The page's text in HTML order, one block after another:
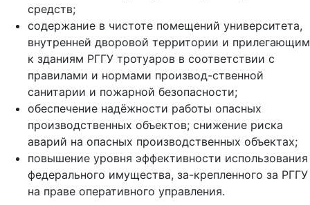
средств;
содержание в чистоте помещений университета,
внутренней дворовой территории и прилегающим
к зданиям РГГУ тротуаров в соответствии с
правилами и нормами производ-ственной
санитарии и пожарной безопасности;
обеспечение надёжности работы опасных
производственных объектов; снижение риска
аварий на опасных производственных объектах;
повышение уровня эффективности использования
федерального имущества, за-крепленного за РГГУ
на праве оперативного управления.